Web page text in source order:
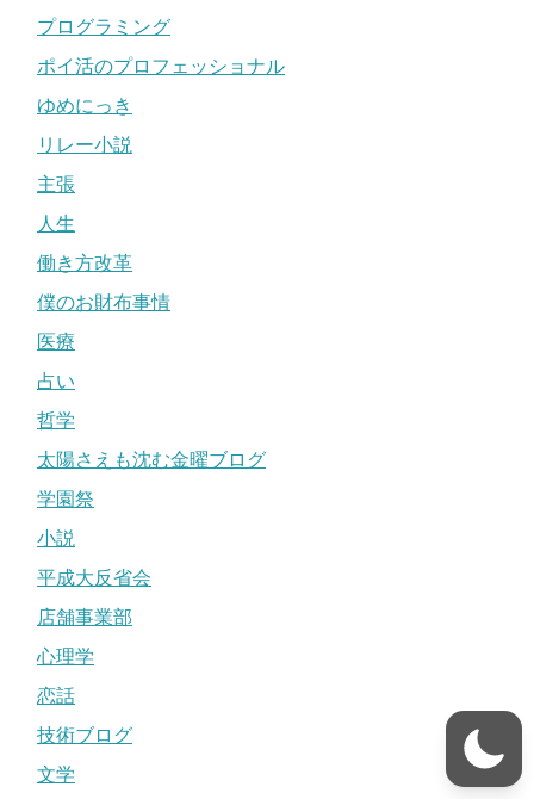
プログラミング
ポイ活のプロフェッショナル
ゆめにっき
リレー小説
主張
人生
働き方改革
僕のお財布事情
医療
占い
哲学
太陽さえも沈む金曜ブログ
学園祭
小説
平成大反省会
店舗事業部
心理学
恋話
技術ブログ
文学